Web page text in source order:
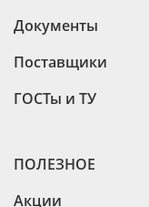
Документы
Поставщики
ГОСТы и ТУ
ПОЛЕЗНОЕ
Акции